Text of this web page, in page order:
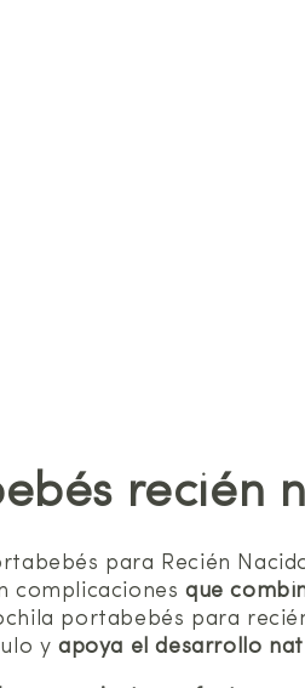
recién
para Recién
complicacionesque
portabebés para
yapoya el desarrollo